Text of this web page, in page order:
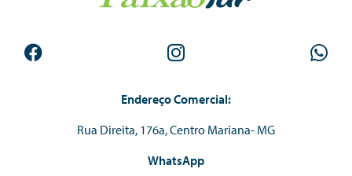
Endereço Comercial:
Rua Direita, 176a, Centro Mariana- MG
WhatsApp